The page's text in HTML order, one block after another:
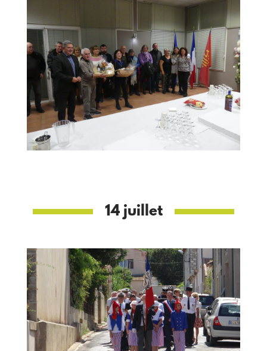
14 juillet